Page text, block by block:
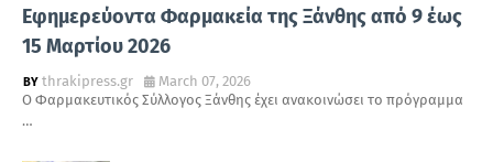
Εφημερεύοντα Φαρμακεία της Ξάνθης από 9 έως
15 Μαρτίου 2026
thrakipress.gr
March 07, 2026
Ο Φαρμακευτικός Σύλλογος Ξάνθης έχει ανακοινώσει το πρόγραμμα
…